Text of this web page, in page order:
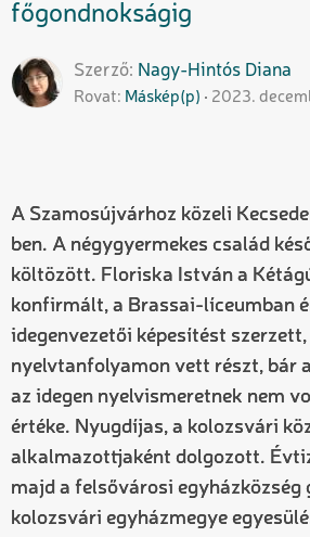
főgondnokságig
Szerző Nagy-Hintós Diana
Rovat Máskép(p) 2023.
A Szamosújvárhoz közeli
ben. A négygyermekes család
költözött. Floriska István a
konfirmált, a Brassai-líceumban
idegenvezetői képesítést szerzett,
nyelvtanfolyamon vett részt, bár
az idegen nyelvismeretnek nem
értéke. Nyugdíjas, a kolozsvári
alkalmazottjaként dolgozott.
majd a felsővárosi egyházközség
kolozsvári egyházmegye